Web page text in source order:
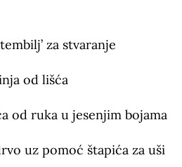
za stvaranje
od lišća
od ruka u jesenjim bojama
uz pomoć štapića za uši